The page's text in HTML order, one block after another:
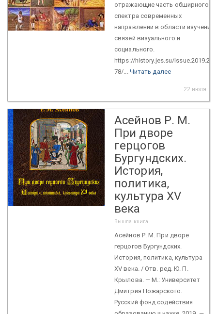
отражающие часть обширного
спектра современных
направлений в области изучения
связей визуального и
социального.
https://history.jes.su/
78/... Читать далее
22 июля
Асейнов Р. М.
При дворе
герцогов
Бургундских.
История,
политика,
культура XV
века
Вышла книга
Асейнов Р. М. При дворе
герцогов Бургундских.
История, политика, культура
XV века. / Отв. ред. Ю. П.
Крылова. — М.: Университет
Дмитрия Пожарского.
Русский фонд содействия